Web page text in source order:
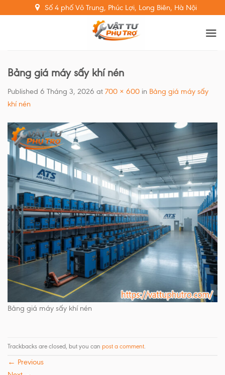
to
Số 4 phố Võ Trung, Phúc Lợi, Long Biên, Hà Nội
Bảng giá máy sấy khí nén
Published 6 Tháng 3, 2026 at 700 × 600 in Bảng giá máy sấy
khí nén
Bảng giá máy sấy khí nén
Trackbacks are closed, but you can post a comment
← Previous